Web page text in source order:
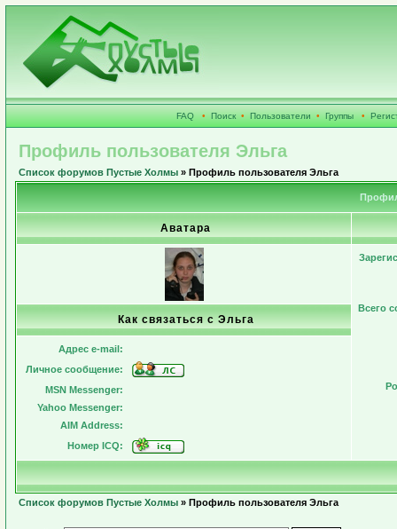
FAQ • Поиск • Пользователи • Группы •
Профиль пользователя Эльга
Список форумов Пустые Холмы » Профиль пользователя Эльга
Аватара
Всего
Как связаться с Эльга
Адрес e-mail:
Личное сообщение:
MSN Messenger:
Yahoo Messenger:
AIM Address:
Номер ICQ:
Список форумов Пустые Холмы » Профиль пользователя Эльга